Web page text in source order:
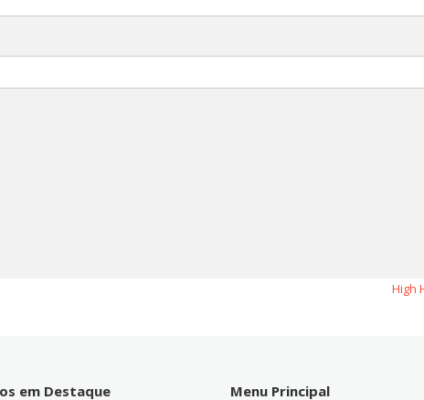
High
em Destaque Menu Principal